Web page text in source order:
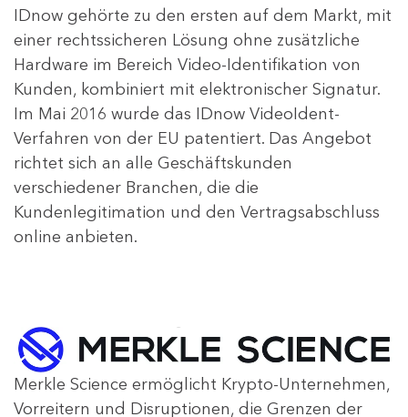
IDnow gehörte zu den ersten auf dem Markt, mit
einer rechtssicheren Lösung ohne zusätzliche
Hardware im Bereich Video-Identifikation von
Kunden, kombiniert mit elektronischer Signatur.
Im Mai 2016 wurde das IDnow VideoIdent-
Verfahren von der EU patentiert. Das Angebot
richtet sich an alle Geschäftskunden
verschiedener Branchen, die die
Kundenlegitimation und den Vertragsabschluss
online anbieten.
Merkle Science ermöglicht Krypto-Unternehmen,
Vorreitern und Disruptionen, die Grenzen der